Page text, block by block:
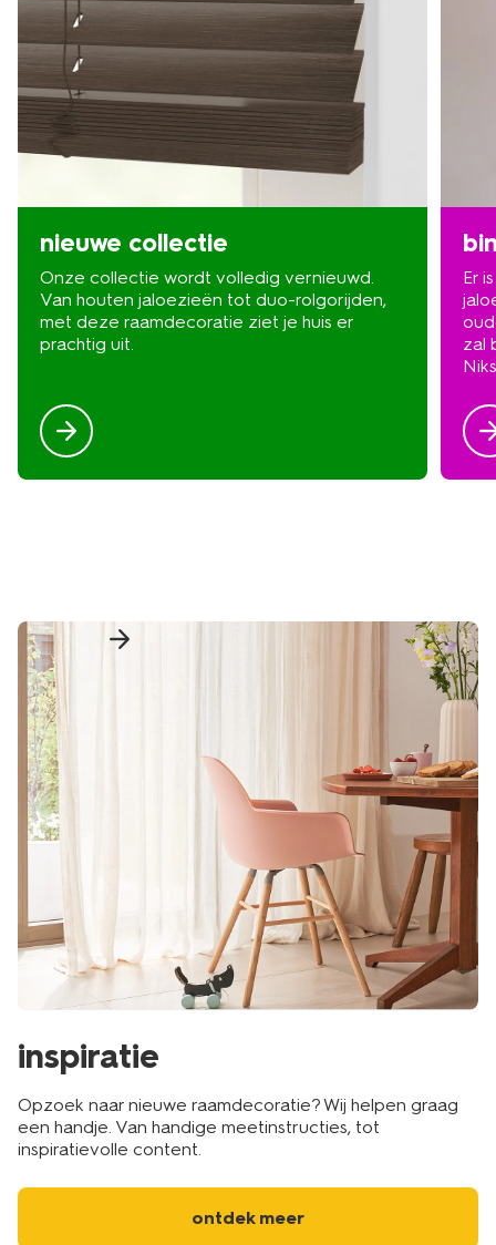
nieuwe collectie
Onze collectie wordt volledig vernieuwd.
Van houten jaloezieën tot duo-rolgorijden,
met deze raamdecoratie ziet je huis er
prachtig uit.
Er
zal
inspiratie
Opzoek naar nieuwe raamdecoratie? Wij helpen graag
een handje. Van handige meetinstructies, tot
inspiratievolle content.
ontdek meer